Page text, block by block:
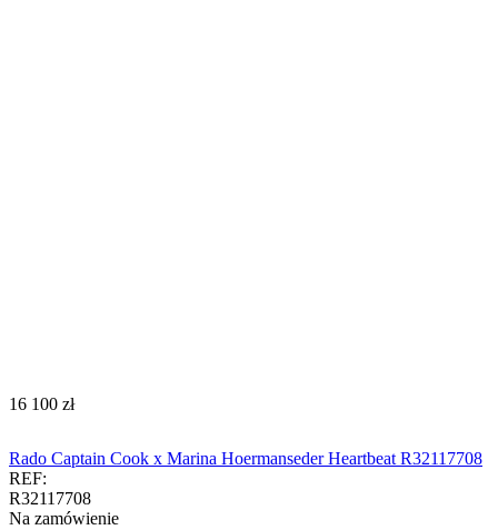
‍16 100‍ zł
Rado Captain Cook x Marina Hoermanseder Heartbeat R32117708
REF:
R32117708
Na zamówienie